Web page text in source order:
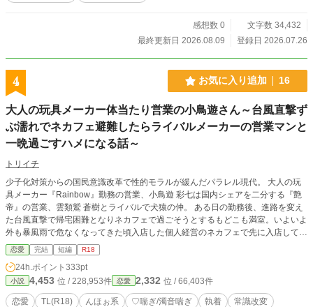
感想数 0
文字数 34,432
最終更新日 2026.08.09
登録日 2026.07.26
4 お気に入り追加 16
大人の玩具メーカー体当たり営業の小鳥遊さん～台風直撃ず
ぶ濡れでネカフェ避難したらライバルメーカーの営業マンと
一晩過ごすハメになる話～
トリイチ
少子化対策からの国民意識改革で性的モラルが緩んだパラレル現代。 大人の玩
具メーカー『Rainbow』勤務の営業、小鳥遊 彩七は国内シェアを二分する『艶
帝』の営業、雲類鷲 蒼樹とライバルで犬猿の仲。 ある日の勤務後、進路を変え
た台風直撃で帰宅困難となりネカフェで過ごそうとするもどこも満室。いよいよ
外も暴風雨で危なくなってきた頃入店した個人経営のネカフェで先に入店してい
た雲類鷲とばったり出くわして──！？ ※前半サブキャラ絡み（本番なし）有
り、この作品はフィクションです
恋愛 完結 短編 R18
24h.ポイント 333pt
小説 4,453 位 / 228,953件 恋愛 2,332 位 / 66,403件
恋愛 TL(R18) んほぉ系 ♡喘ぎ/濁音喘ぎ 執着
常識改変